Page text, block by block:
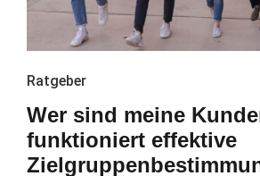
Ratgeber
Wer sind meine
funktioniert effektive